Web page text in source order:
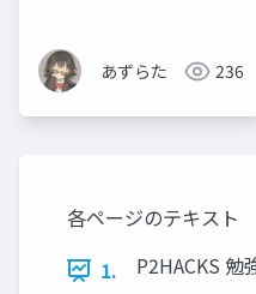
あずらた 236
各ページのテキスト
1.
P2HACKS 勉